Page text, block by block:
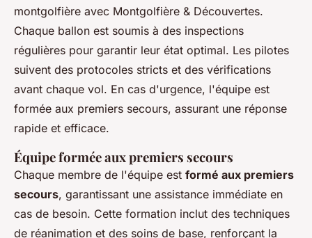
montgolfière avec Montgolfière & Découvertes.
Chaque ballon est soumis à des inspections
régulières pour garantir leur état optimal. Les pilotes
suivent des protocoles stricts et des vérifications
avant chaque vol. En cas d'urgence, l'équipe est
formée aux premiers secours, assurant une réponse
rapide et efficace.
Équipe formée aux premiers secours
Chaque membre de l'équipe est formé aux premiers
secours, garantissant une assistance immédiate en
cas de besoin. Cette formation inclut des techniques
de réanimation et des soins de base, renforçant la